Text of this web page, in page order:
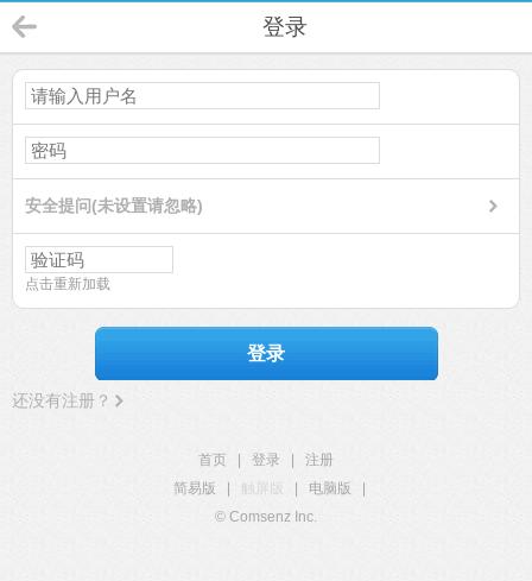
登录
安全提问(未设置请忽略)
点击重新加载
登录
还没有注册？
首页 登录
注册
简易版
触屏版 电脑版
© Comsenz Inc.